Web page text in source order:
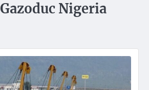
Gazoduc Nigeria